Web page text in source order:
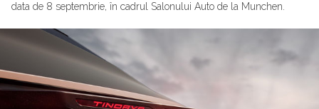
data de 8 septembrie, în cadrul Salonului Auto de la Munchen.